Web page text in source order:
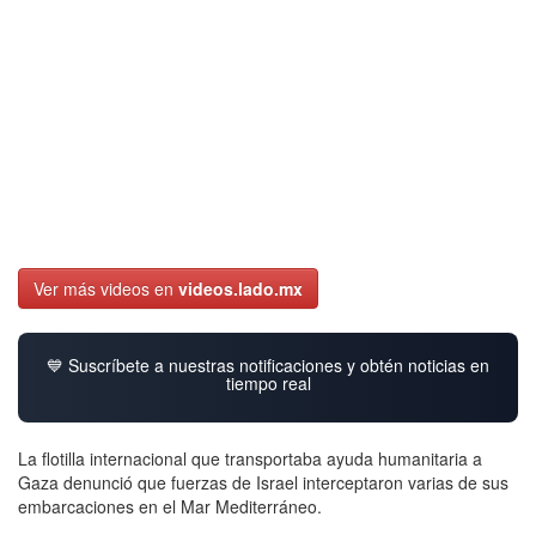
Ver más videos en videos.lado.mx
💙 Suscríbete a nuestras notificaciones y obtén noticias en
tiempo real
La flotilla internacional que transportaba ayuda humanitaria a
Gaza denunció que fuerzas de Israel interceptaron varias de sus
embarcaciones en el Mar Mediterráneo.